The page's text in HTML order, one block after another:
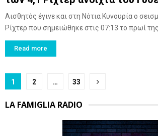
Αισθητός έγινε και στη Νότια Κυνουρία ο
Ρίχτερ που σημειώθηκε στις 07:13 το πρωί
Read more
Posts
pagination
1 2 … 33
LA FAMIGLIA RADIO